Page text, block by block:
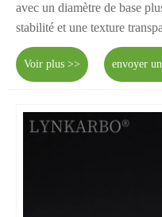
avec un diamètre de base
stabilité et une texture
Voir plus >> envoyer